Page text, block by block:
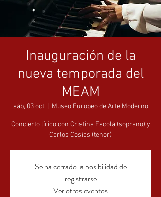
Inauguración de la
nueva temporada del
MEAM
sáb, 03 oct
  |
Museo Europeo de Arte Moderno
Concierto lírico con Cristina Escolá (soprano) y
Carlos Cosías (tenor)
Se ha cerrado la posibilidad de
registrarse
Ver otros eventos